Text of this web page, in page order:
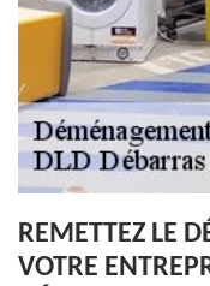
REMETTEZ LE
VOTRE